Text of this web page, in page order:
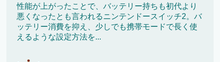
性能が上がったことで、バッテリー持ちも初代より
悪くなったとも言われるニンテンドースイッチ2。バ
ッテリー消費を抑え、少しでも携帯モードで長く使
えるような設定方法を...